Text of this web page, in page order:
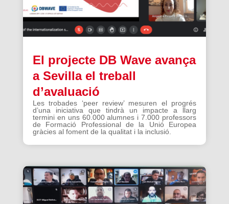
El projecte DB Wave avança
a Sevilla el treball
d’avaluació
Les trobades ‘peer review’ mesuren el progrés
d’una iniciativa que tindrà un impacte a llarg
termini en uns 60.000 alumnes i 7.000 professors
de Formació Professional de la Unió Europea
gràcies al foment de la qualitat i la inclusió.